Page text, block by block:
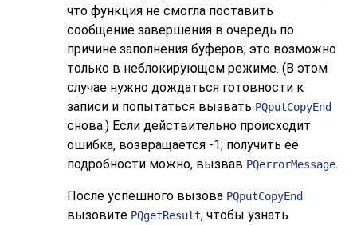
что функция не смогла поставить
сообщение завершения в очередь по
причине заполнения буферов; это возможно
только в неблокирующем режиме. (В этом
случае нужно дождаться готовности к
записи и попытаться вызвать PQputCopyEnd
снова.) Если действительно происходит
ошибка, возвращается -1; получить её
подробности можно, вызвав PQerrorMessage.
После успешного вызова PQputCopyEnd
вызовите PQgetResult, чтобы узнать